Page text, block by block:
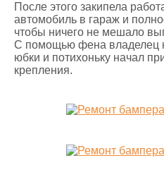
После этого закипела
автомобиль в гараж и
чтобы ничего не мешало
С помощью фена владелец
юбки и потихоньку начал
крепления.